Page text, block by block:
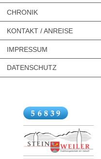
CHRONIK
KONTAKT / ANREISE
IMPRESSUM
DATENSCHUTZ